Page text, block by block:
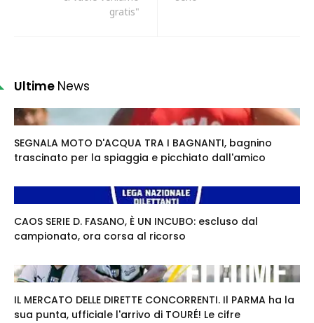
gratis"
Ultime News
SEGNALA MOTO D'ACQUA TRA I BAGNANTI, bagnino
trascinato per la spiaggia e picchiato dall'amico
CAOS SERIE D. FASANO, È UN INCUBO: escluso dal
campionato, ora corsa al ricorso
IL MERCATO DELLE DIRETTE CONCORRENTI. Il PARMA ha la
sua punta, ufficiale l'arrivo di TOURÉ! Le cifre